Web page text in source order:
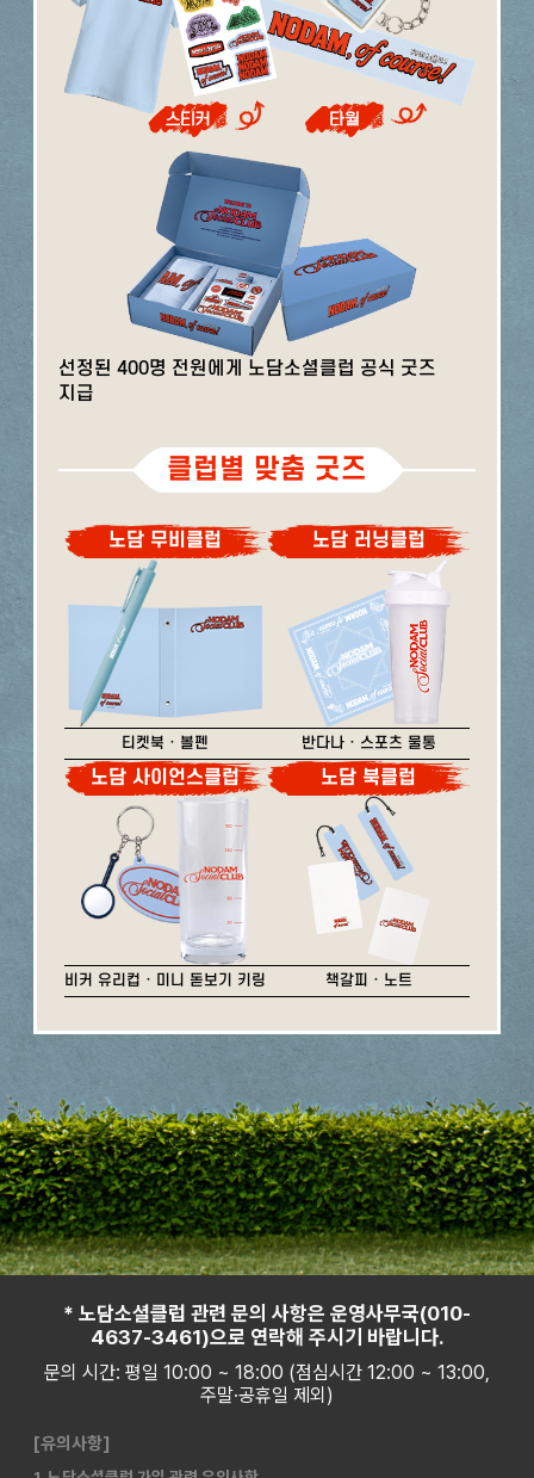
선정된 400명 전원에게 노담소셜클럽 공식 굿즈
지급
클럽별 맞춤 굿즈
노담 무비클럽
티켓북 · 볼펜
노담 러닝클럽
반다나 · 스포츠 물통
노담 사이언스클럽
비커 유리컵 · 미니 돋보기 키링
노담 북클럽
책갈피 · 노트
* 노담소셜클럽 관련 문의 사항은 운영사무국(010-
4637-3461)으로 연락해 주시기 바랍니다.
문의 시간: 평일 10:00 ~ 18:00 (점심시간 12:00 ~ 13:00,
주말·공휴일 제외)
[유의사항]